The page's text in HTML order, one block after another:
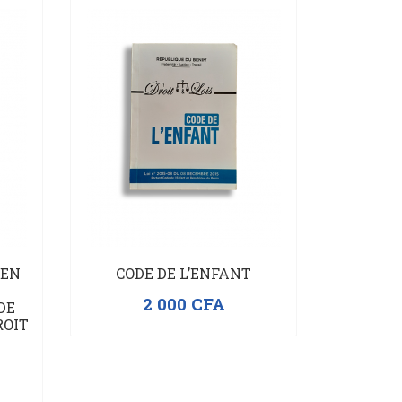
CODE DE L’ENFANT
2 000 CFA